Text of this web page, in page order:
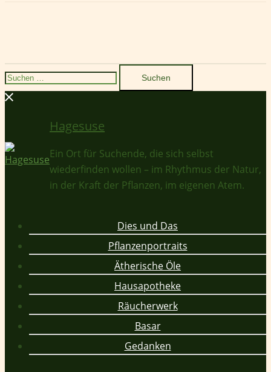
Suchen
nach:
Hagesuse
Ein Ort für Suchende, die sich selbst
wiederfinden wollen – im Rhythmus der Natur,
in der Kraft der Pflanzen, im eigenen Atem.
Dies und Das
Pflanzenportraits
Ätherische Öle
Hausapotheke
Räucherwerk
Basar
Gedanken